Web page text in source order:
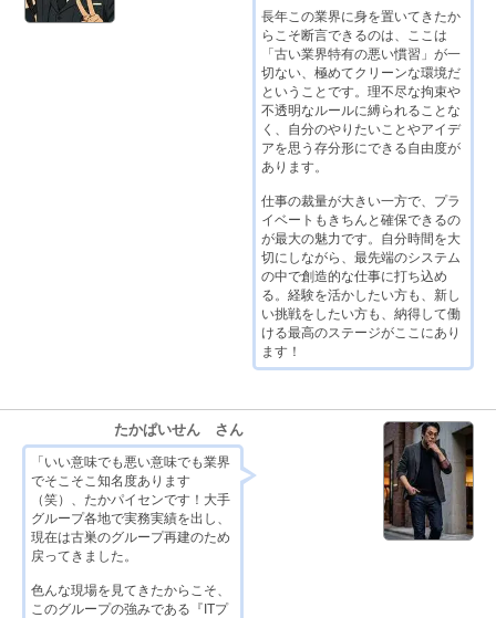
長年この業界に身を置いてきたか
らこそ断言できるのは、ここは
「古い業界特有の悪い慣習」が一
切ない、極めてクリーンな環境だ
ということです。理不尽な拘束や
不透明なルールに縛られることな
く、自分のやりたいことやアイデ
アを思う存分形にできる自由度が
あります。
仕事の裁量が大きい一方で、プラ
イベートもきちんと確保できるの
が最大の魅力です。自分時間を大
切にしながら、最先端のシステム
の中で創造的な仕事に打ち込め
る。経験を活かしたい方も、新し
い挑戦をしたい方も、納得して働
ける最高のステージがここにあり
ます！
たかぱいせん さん
「いい意味でも悪い意味でも業界
でそこそこ知名度あります
（笑）、たかパイセンです！大手
グループ各地で実務実績を出し、
現在は古巣のグループ再建のため
戻ってきました。
色んな現場を見てきたからこそ、
このグループの強みである『ITプ